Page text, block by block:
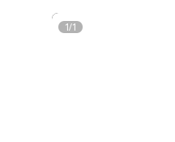
1/1